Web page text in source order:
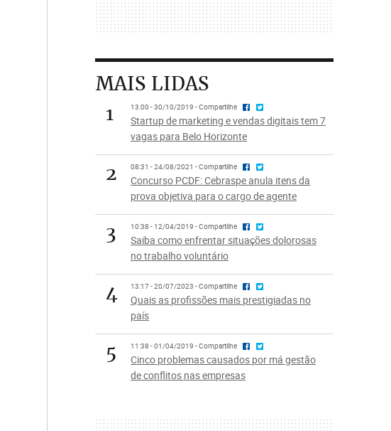
MAIS LIDAS
1
13:00 - 30/10/2019 - Compartilhe
Startup de marketing e vendas digitais tem 7
vagas para Belo Horizonte
2 08:31 - 24/08/2021 - Compartilhe
Concurso PCDF: Cebraspe anula itens da
prova objetiva para o cargo de agente
3 10:38 - 12/04/2019 - Compartilhe
Saiba como enfrentar situações dolorosas
no trabalho voluntário
4 13:17 - 20/07/2023 - Compartilhe
Quais as profissões mais prestigiadas no
país
5 11:38 - 01/04/2019 - Compartilhe
Cinco problemas causados por má gestão
de conflitos nas empresas